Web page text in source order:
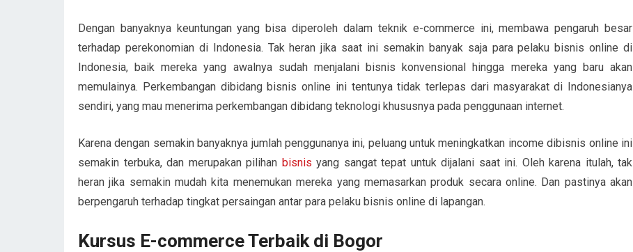
Dengan banyaknya keuntungan yang bisa diperoleh dalam teknik e-commerce ini, membawa pengaruh besar
terhadap perekonomian di Indonesia. Tak heran jika saat ini semakin banyak saja para pelaku bisnis online di
Indonesia, baik mereka yang awalnya sudah menjalani bisnis konvensional hingga mereka yang baru akan
memulainya. Perkembangan dibidang bisnis online ini tentunya tidak terlepas dari masyarakat di Indonesianya
sendiri, yang mau menerima perkembangan dibidang teknologi khususnya pada penggunaan internet.
Karena dengan semakin banyaknya jumlah penggunanya ini, peluang untuk meningkatkan income dibisnis online ini
semakin terbuka, dan merupakan pilihan bisnis yang sangat tepat untuk dijalani saat ini. Oleh karena itulah, tak
heran jika semakin mudah kita menemukan mereka yang memasarkan produk secara online. Dan pastinya akan
berpengaruh terhadap tingkat persaingan antar para pelaku bisnis online di lapangan.
Kursus E-commerce Terbaik di Bogor